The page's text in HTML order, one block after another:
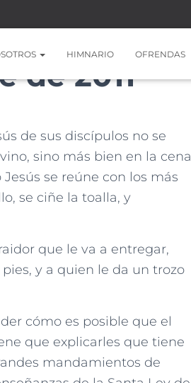
HIMNARIO OFRENDAS
de 2011
de sus discípulos no se
sino más bien en la cena
se reúne con los más
se ciñe la toalla, y
que le va a entregar,
y a quien le da un trozo
cómo es posible que el
que explicarles que tiene
mandamientos de